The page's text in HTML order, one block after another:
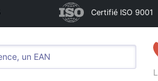
Certifié ISO 9001